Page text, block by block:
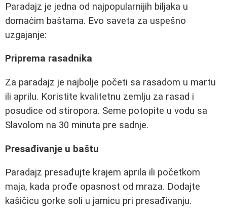
Paradajz je jedna od najpopularnijih biljaka u
domaćim baštama. Evo saveta za uspešno
uzgajanje:
Priprema rasadnika
Za paradajz je najbolje početi sa rasadom u martu
ili aprilu. Koristite kvalitetnu zemlju za rasad i
posudice od stiropora. Seme potopite u vodu sa
Slavolom na 30 minuta pre sadnje.
Presađivanje u baštu
Paradajz presađujte krajem aprila ili početkom
maja, kada prođe opasnost od mraza. Dodajte
kašičicu gorke soli u jamicu pri presađivanju.